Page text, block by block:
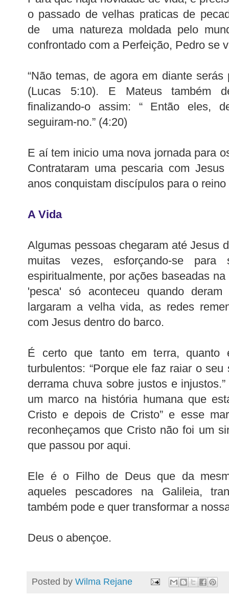
o passado de velhas praticas de
de uma natureza moldada pelo
confrontado com a Perfeição, Pedro se
“Não temas, de agora em diante serás
(Lucas 5:10). E Mateus também
finalizando-o assim: “ Então eles,
seguiram-no.” (4:20)
E aí tem inicio uma nova jornada para
Contrataram uma pescaria com
anos conquistam discípulos para o
A Vida
Algumas pessoas chegaram até Jesus
muitas vezes, esforçando-se para
espiritualmente, por ações baseadas
'pesca' só aconteceu quando
largaram a velha vida, as redes
com Jesus dentro do barco.
É certo que tanto em terra, quanto
turbulentos: “Porque ele faz raiar o
derrama chuva sobre justos e
um marco na história humana que
Cristo e depois de Cristo” e esse
reconheçamos que Cristo não foi um
que passou por aqui.
Ele é o Filho de Deus que da
aqueles pescadores na Galileia,
também pode e quer transformar a
Deus o abençoe.
Posted by Wilma Rejane